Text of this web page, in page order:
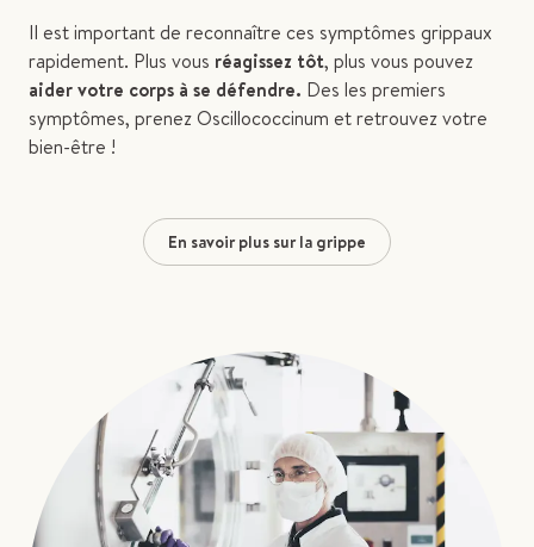
Il est important de reconnaître ces symptômes grippaux
rapidement. Plus vous réagissez tôt, plus vous pouvez
aider votre corps à se défendre. Des les premiers
symptômes, prenez Oscillococcinum et retrouvez votre
bien-être !
En savoir plus sur la grippe